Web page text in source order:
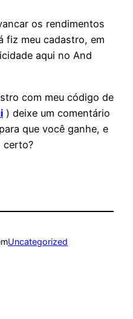
os rendimentos
fiz meu cadastro, em
aqui no And
com meu código de
) deixe um comentário
que você ganhe, e
certo?
Uncategorized